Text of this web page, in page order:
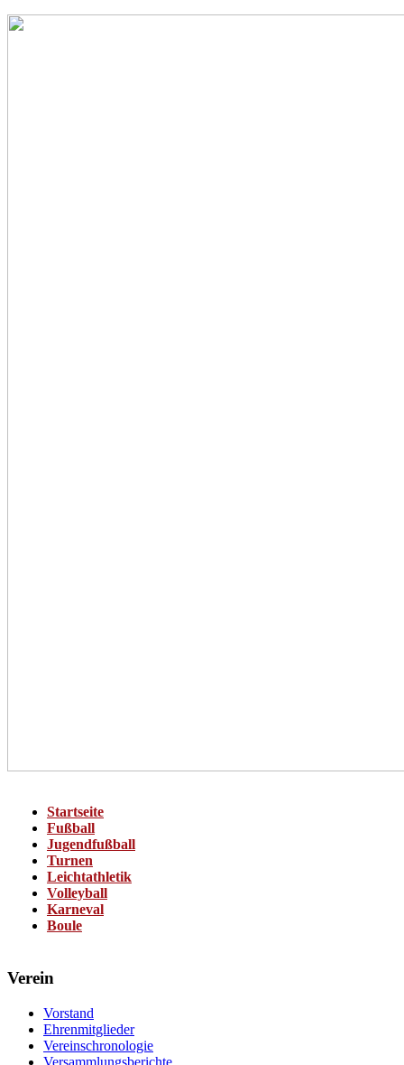
Startseite
Fußball
Jugendfußball
Turnen
Leichtathletik
Volleyball
Karneval
Boule
Verein
Vorstand
Ehrenmitglieder
Vereinschronologie
Versammlungsberichte